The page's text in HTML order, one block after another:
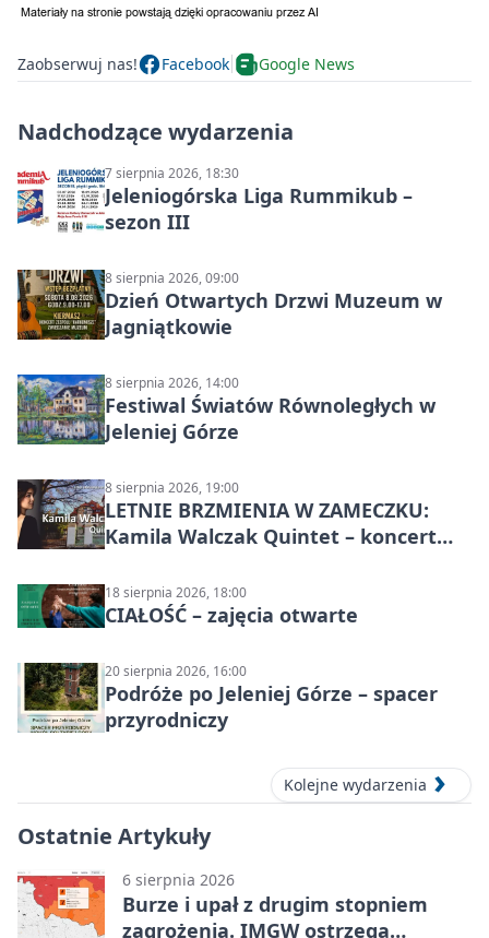
Zaobserwuj nas! Facebook Google News
Nadchodzące wydarzenia
7 sierpnia 2026, 18:30
Jeleniogórska Liga Rummikub –
sezon III
8 sierpnia 2026, 09:00
Dzień Otwartych Drzwi Muzeum w
Jagniątkowie
8 sierpnia 2026, 14:00
Festiwal Światów Równoległych w
Jeleniej Górze
8 sierpnia 2026, 19:00
LETNIE BRZMIENIA W ZAMECZKU:
Kamila Walczak Quintet – koncert
18 sierpnia 2026, 18:00
CIAŁOŚĆ – zajęcia otwarte
20 sierpnia 2026, 16:00
Podróże po Jeleniej Górze – spacer
przyrodniczy
Kolejne wydarzenia
Ostatnie Artykuły
6 sierpnia 2026
Burze i upał z drugim stopniem
zagrożenia. IMGW ostrzega